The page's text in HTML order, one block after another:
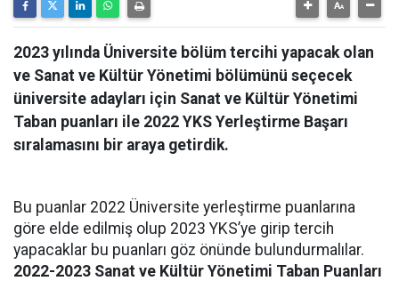
2023 yılında Üniversite bölüm tercihi yapacak olan
ve Sanat ve Kültür Yönetimi bölümünü seçecek
üniversite adayları için Sanat ve Kültür Yönetimi
Taban puanları ile 2022 YKS Yerleştirme Başarı
sıralamasını bir araya getirdik.
Bu puanlar 2022 Üniversite yerleştirme puanlarına
göre elde edilmiş olup 2023 YKS’ye girip tercih
yapacaklar bu puanları göz önünde bulundurmalılar.
2022-2023 Sanat ve Kültür Yönetimi Taban Puanları